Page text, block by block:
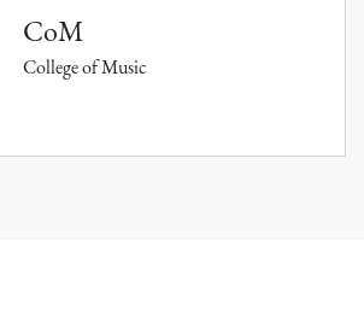
CoM
College of Music